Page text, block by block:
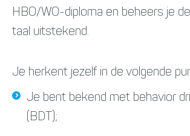
HBO/WO-diploma en beheers je
taal uitstekend.
Je herkent jezelf in de volgende
Je bent bekend met behavior
(BDT);